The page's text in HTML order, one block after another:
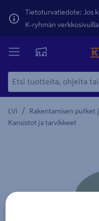
Tietoturvatiedote: Jos
K-ryhmän verkkosivuilla
LVI / Rakentamisen putket
Kansistot ja tarvikkeet
Yksityiskohtainen